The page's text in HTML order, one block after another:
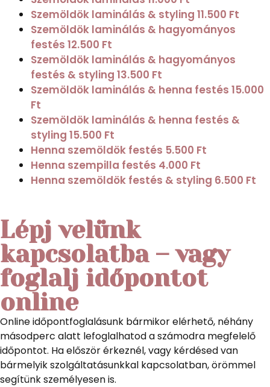
Szemöldök laminálás & styling 11.500 Ft
Szemöldök laminálás & hagyományos
festés 12.500 Ft
Szemöldök laminálás & hagyományos
festés & styling 13.500 Ft
Szemöldök laminálás & henna festés 15.000
Ft
Szemöldök laminálás & henna festés &
styling 15.500 Ft
Henna szemöldök festés 5.500 Ft
Henna szempilla festés 4.000 Ft
Henna szemöldök festés & styling 6.500 Ft
Lépj velünk
kapcsolatba – vagy
foglalj időpontot
online
Online időpontfoglalásunk bármikor elérhető, néhány
másodperc alatt lefoglalhatod a számodra megfelelő
időpontot. Ha először érkeznél, vagy kérdésed van
bármelyik szolgáltatásunkkal kapcsolatban, örömmel
segítünk személyesen is.